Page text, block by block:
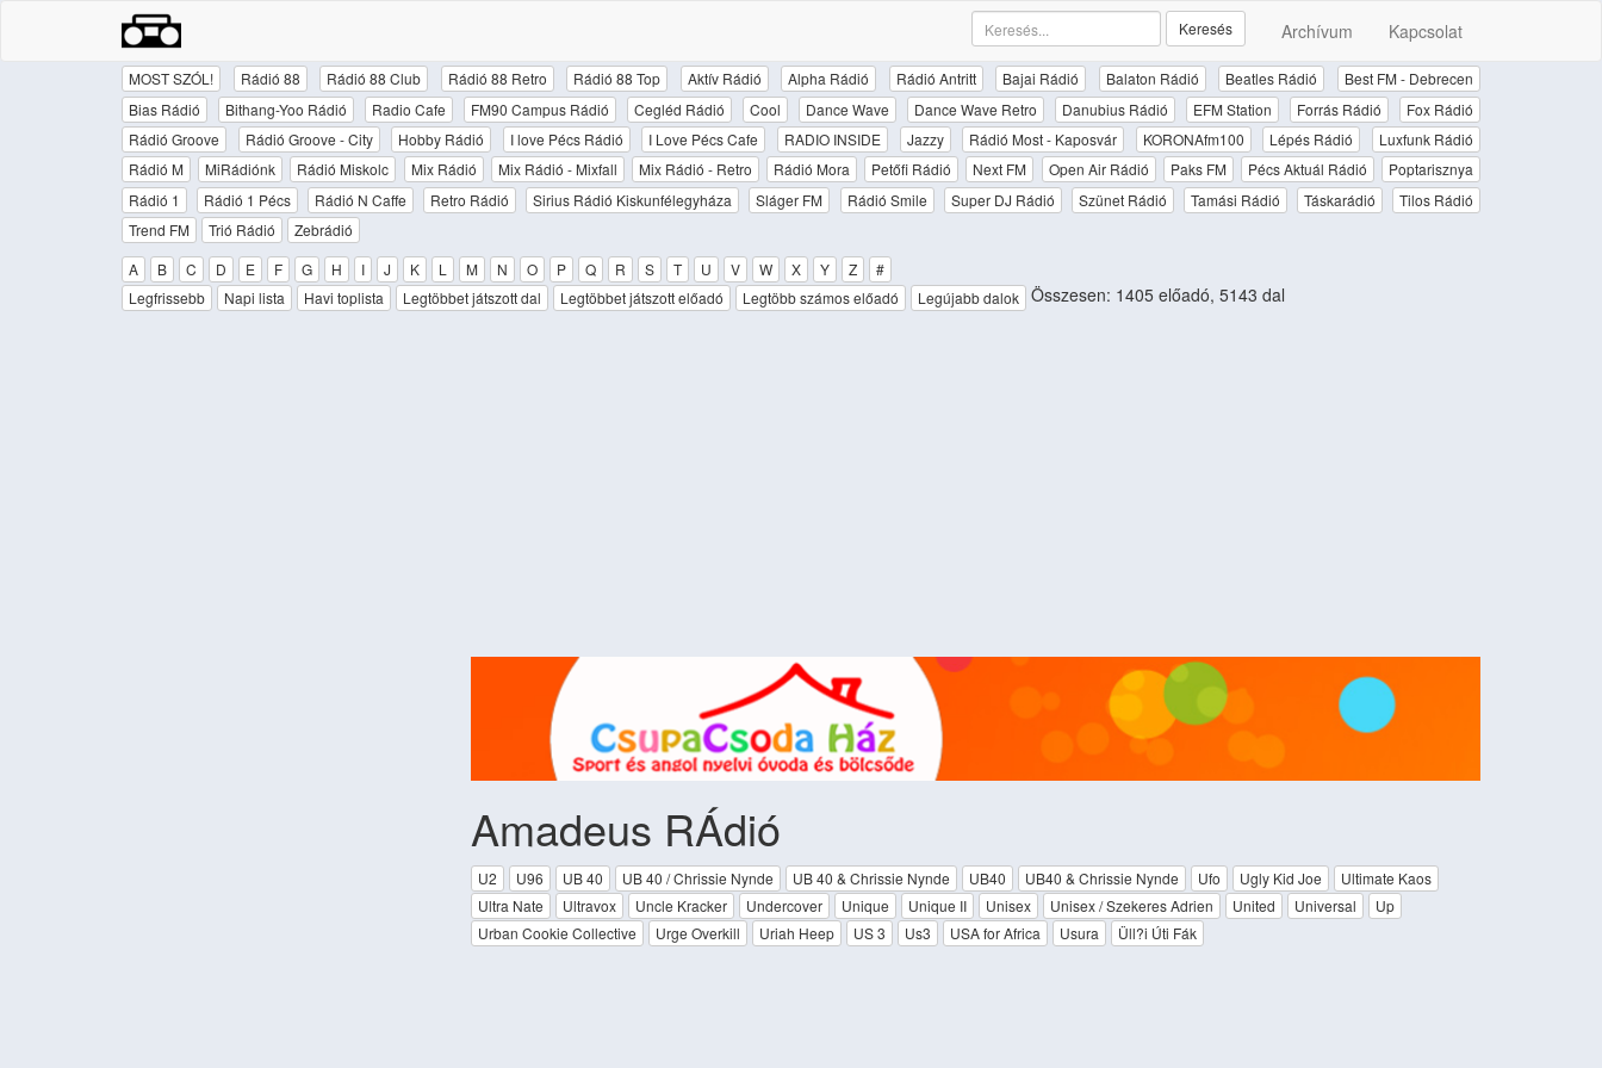
Archívum Kapcsolat
Keresés
MOST SZÓL! Rádió 88 Rádió 88 Club Rádió 88 Retro Rádió 88 Top Aktív Rádió Alpha Rádió Rádió Antritt Bajai Rádió Balaton Rádió Beatles Rádió
Best FM - Debrecen
Bias Rádió
Bithang-Yoo Rádió Radio Cafe FM90 Campus Rádió Cegléd Rádió Cool Dance Wave Dance Wave Retro Danubius Rádió EFM Station Forrás Rádió
Fox Rádió
Rádió Groove
Rádió Groove - City Hobby Rádió I love Pécs Rádió I Love Pécs Cafe RADIO INSIDE Jazzy Rádió Most - Kaposvár KORONAfm100 Lépés Rádió
Luxfunk Rádió
Rádió M
MiRádiónk Rádió Miskolc Mix Rádió Mix Rádió - Mixfall Mix Rádió - Retro Rádió Mora Petőfi Rádió Next FM Open Air Rádió Paks FM Pécs Aktuál Rádió
Poptarisznya
Rádió 1
Rádió 1 Pécs Rádió N Caffe Retro Rádió Sirius Rádió Kiskunfélegyháza Sláger FM Rádió Smile Super DJ Rádió Szünet Rádió Tamási Rádió Táskarádió
Tilos Rádió
Trend FM
Trió Rádió
Zebrádió
A
B C D E F G H I J K L M N O P Q R S T U V W X Y Z
#
Legfrissebb
Napi lista Havi toplista Legtöbbet játszott dal Legtöbbet játszott előadó Legtöbb számos előadó Legújabb dalok Összesen: 1405 előadó, 5143 dal
Amadeus RÁdió
U2 U96 UB 40 UB 40 / Chrissie Nynde UB 40 & Chrissie Nynde UB40 UB40 & Chrissie Nynde Ufo Ugly Kid Joe
Ultimate Kaos
Ultra Nate
Ultravox Uncle Kracker Undercover Unique Unique II Unisex Unisex / Szekeres Adrien United Universal
Up
Urban Cookie Collective
Urge Overkill Uriah Heep US 3 Us3 USA for Africa Usura Üll?i Úti Fák